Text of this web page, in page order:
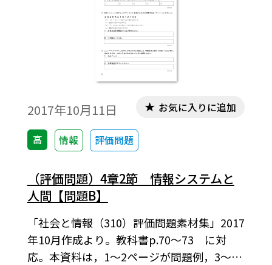
2017年10月11日
高 情報 評価問題
お気に入りに追加
（評価問題）4章2節 情報システムと
人間【問題B】
「社会と情報（310）評価問題素材集」2017
年10月作成より。教科書p.70～73 に対
応。本資料は，1～2ページが問題例，3～4